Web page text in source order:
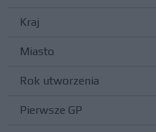
Kraj
Miasto
Rok utworzenia
Pierwsze GP